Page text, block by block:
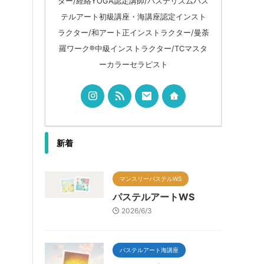
テルアート初級講座・海講座認定インスト
ラクター/和アート正インストラクター/曼荼
羅ワーク®︎中級インストラクター/TCマスタ
ーカラーセラピスト
新着
マンスリーパステルWS
パステルアートWS
2026/6/3
パステルアート海講座